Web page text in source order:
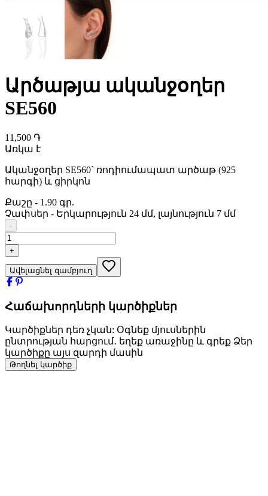
Արծաթյա ականջօղեր
SE560
11,500 ֏
Առկա է
Ականջօղեր SE560` ռոդիումապատ արծաթ (925
հարգի) և ցիրկոն
Քաշը - 1.90 գր.
Չափսեր - Երկարություն 24 մմ, լայնություն 7 մմ
-
+
Ավելացնել զամբյուղ
Հաճախորդների կարծիքներ
Կարծիքներ դեռ չկան: Օգնեք մյուսներին
ընտրության հարցում․ եղեք առաջինը և գրեք Ձեր
կարծիքը այս զարդի մասին
Թողնել կարծիք